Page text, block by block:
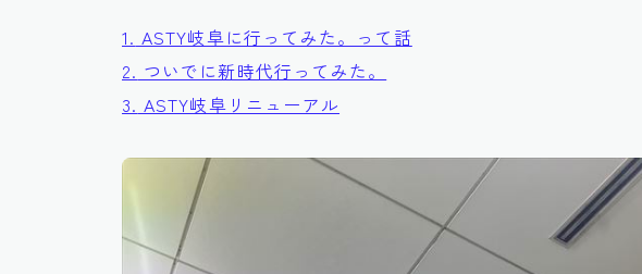
1. ASTY岐阜に行ってみた。って話
2. ついでに新時代行ってみた。
3. ASTY岐阜リニューアル